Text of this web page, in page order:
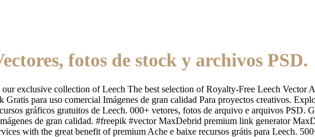
fotos de stock y archivos PSD.
exclusive collection of Leech The best selection of Royalty-Free Leech Vector
Gratis para uso comercial Imágenes de gran calidad Para proyectos creativos.
gráficos gratuitos de Leech. 000+ vetores, fotos de arquivo e arquivos PSD.
de gran calidad. #freepik #vector MaxDebrid premium link generator
with the great benefit of premium Ache e baixe recursos grátis para Leech.